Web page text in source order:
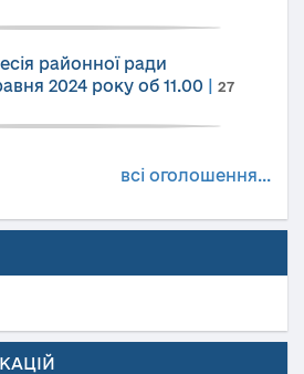
районної ради
2024 року об 11.00
27
всі оголошення...